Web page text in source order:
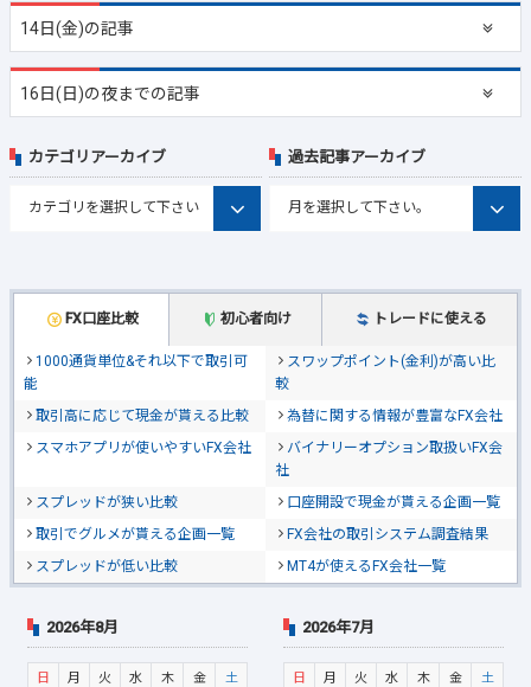
14日(金)の記事
16日(日)の夜までの記事
FX口座比較 初心者向け トレードに使える
1000通貨単位&それ以下で取引可
能
スワップポイント(金利)が高い比
較
取引高に応じて現金が貰える比較
為替に関する情報が豊富なFX会社
スマホアプリが使いやすいFX会社
バイナリーオプション取扱いFX会
社
スプレッドが狭い比較
口座開設で現金が貰える企画一覧
取引でグルメが貰える企画一覧
FX会社の取引システム調査結果
スプレッドが低い比較
MT4が使えるFX会社一覧
カテゴリアーカイブ 過去記事アーカイブ
2026年8月
日 月 火 水 木 金
土
2026年7月
日 月 火 水 木 金
土